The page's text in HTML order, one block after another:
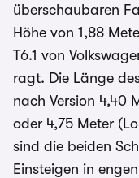
überschaubaren
Höhe von 1,88
T6.1 von
ragt. Die Länge
nach Version 4,40
oder 4,75 Meter
sind die beiden
Einsteigen in